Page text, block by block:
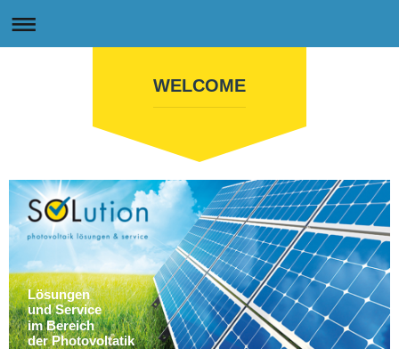
WELCOME
Lösungen
und Service
im Bereich
der Photovoltatik